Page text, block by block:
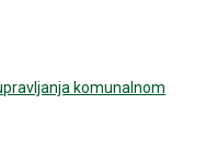
komunalnom